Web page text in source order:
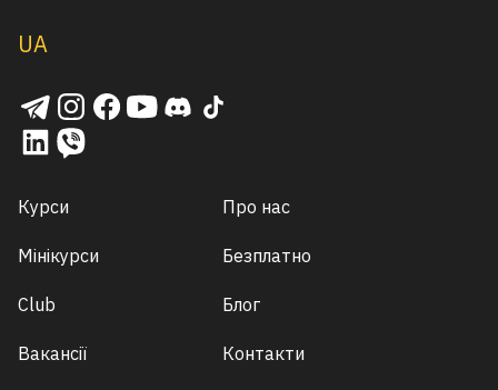
UA
Курси
Мінікурси
Club
Вакансії
Про нас
Безплатно
Блог
Контакти